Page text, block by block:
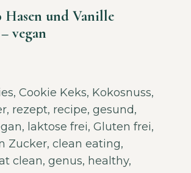
Hasen und Vanille
vegan